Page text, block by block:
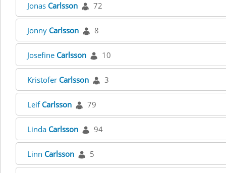
Jonas Carlsson 72
Jonny Carlsson 8
Josefine Carlsson 10
Kristofer Carlsson 3
Leif Carlsson 79
Linda Carlsson 94
Linn Carlsson 5